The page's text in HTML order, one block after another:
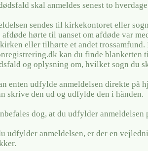
skal anmeldes senest to
sendes til kirkekontoret eller
afdøde hørte til uanset om afdøde var
eller tilhørte et andet trossamfund.
kan du finde blanketten
og oplysning om, hvilket sogn du
enten udfylde anmeldelsen direkte på
skrive den ud og udfylde den i hånden.
dog, at du udfylder anmeldelsen
udfylder anmeldelsen, er der en